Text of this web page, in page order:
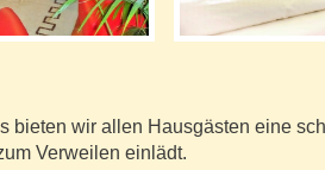
bieten wir allen Hausgästen eine
Verweilen einlädt.